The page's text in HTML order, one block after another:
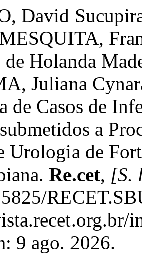
David
Holanda
Juliana
de Casos de
a
Urologia de
Re.cet, [S.
9 ago. 2026.